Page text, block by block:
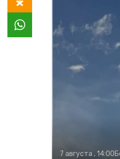
7 августа , 14:00